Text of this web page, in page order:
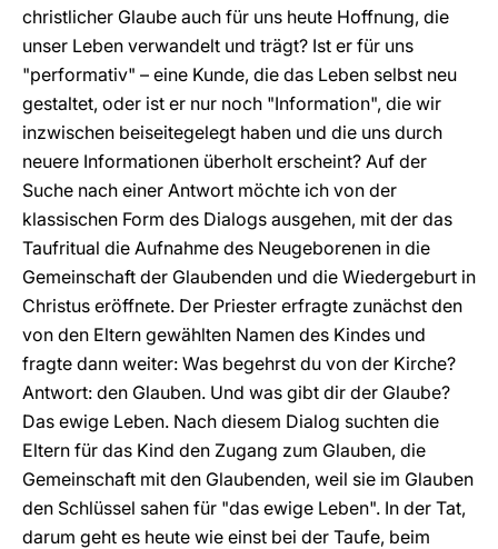
christlicher Glaube auch für uns heute Hoffnung, die
unser Leben verwandelt und trägt? Ist er für uns
"performativ" – eine Kunde, die das Leben selbst neu
gestaltet, oder ist er nur noch "Information", die wir
inzwischen beiseitegelegt haben und die uns durch
neuere Informationen überholt erscheint? Auf der
Suche nach einer Antwort möchte ich von der
klassischen Form des Dialogs ausgehen, mit der das
Taufritual die Aufnahme des Neugeborenen in die
Gemeinschaft der Glaubenden und die Wiedergeburt in
Christus eröffnete. Der Priester erfragte zunächst den
von den Eltern gewählten Namen des Kindes und
fragte dann weiter: Was begehrst du von der Kirche?
Antwort: den Glauben. Und was gibt dir der Glaube?
Das ewige Leben. Nach diesem Dialog suchten die
Eltern für das Kind den Zugang zum Glauben, die
Gemeinschaft mit den Glaubenden, weil sie im Glauben
den Schlüssel sahen für "das ewige Leben". In der Tat,
darum geht es heute wie einst bei der Taufe, beim